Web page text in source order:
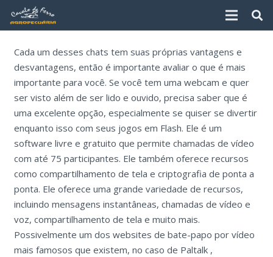
Cada um desses chats tem suas próprias vantagens e
desvantagens, então é importante avaliar o que é mais
importante para você. Se você tem uma webcam e quer
ser visto além de ser lido e ouvido, precisa saber que é
uma excelente opção, especialmente se quiser se divertir
enquanto isso com seus jogos em Flash. Ele é um
software livre e gratuito que permite chamadas de vídeo
com até 75 participantes. Ele também oferece recursos
como compartilhamento de tela e criptografia de ponta a
ponta. Ele oferece uma grande variedade de recursos,
incluindo mensagens instantâneas, chamadas de vídeo e
voz, compartilhamento de tela e muito mais.
Possivelmente um dos websites de bate-papo por vídeo
mais famosos que existem, no caso de Paltalk ,